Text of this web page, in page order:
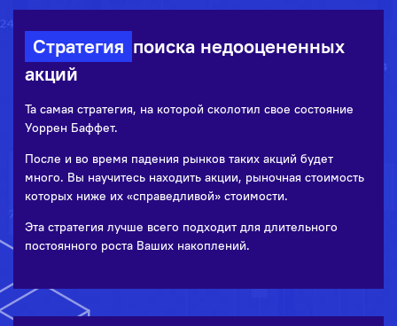
Стратегия поиска недооцененных
акций
Та самая стратегия, на которой сколотил свое состояние
Уоррен Баффет.
После и во время падения рынков таких акций будет
много. Вы научитесь находить акции, рыночная стоимость
которых ниже их «справедливой» стоимости.
Эта стратегия лучше всего подходит для длительного
постоянного роста Ваших накоплений.